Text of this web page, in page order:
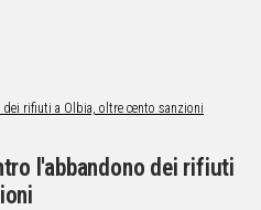
l'abbandono dei rifiuti